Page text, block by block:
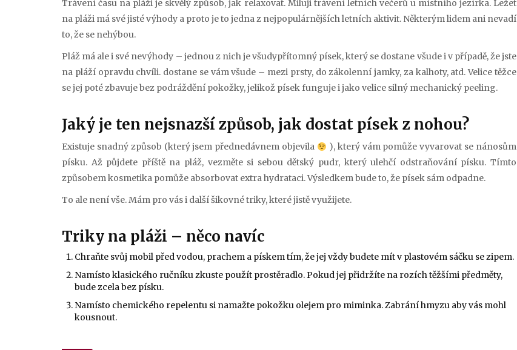
Trávení času na pláži je skvělý způsob, jak relaxovat. Miluji trávení letních večerů u místního jezírka. Ležet
na pláži má své jisté výhody a proto je to jedna z nejpopulárnějších letních aktivit. Některým lidem ani nevadí
to, že se nehýbou.
Pláž má ale i své nevýhody – jednou z nich je všudypřítomný písek, který se dostane všude i v případě, že jste
na pláží opravdu chvíli. dostane se vám všude – mezi prsty, do zákolenní jamky, za kalhoty, atd. Velice těžce
se jej poté zbavuje bez podráždění pokožky, jelikož písek funguje i jako velice silný mechanický peeling.
Jaký je ten nejsnazší způsob, jak dostat písek z nohou?
Existuje snadný způsob (který jsem přednedávnem objevila
), který vám pomůže vyvarovat se nánosům
písku. Až půjdete příště na pláž, vezměte si sebou dětský pudr, který ulehčí odstraňování písku. Tímto
způsobem kosmetika pomůže absorbovat extra hydrataci. Výsledkem bude to, že písek sám odpadne.
To ale není vše. Mám pro vás i další šikovné triky, které jistě využijete.
Triky na pláži – něco navíc
Chraňte svůj mobil před vodou, prachem a pískem tím, že jej vždy budete mít v plastovém sáčku se zipem.
Namísto klasického ručníku zkuste použít prostěradlo. Pokud jej přidržíte na rozích těžšími předměty,
bude zcela bez písku.
Namísto chemického repelentu si namažte pokožku olejem pro miminka. Zabrání hmyzu aby vás mohl
kousnout.